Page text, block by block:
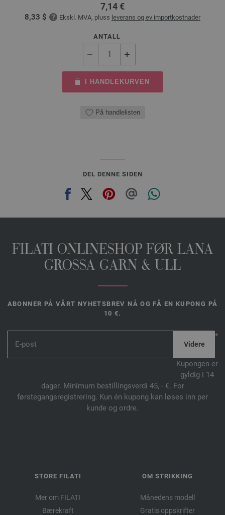
7,14 €
8,33 $ Ekskl. MVA, pluss leverans og ev importkostnader
ANTALL
I HANDLEKURVEN
På handlelisten
DEL DENNE SIDEN
FILATI ONLINESHOP FØR LANA
GROSSA GARN & ULL
ABONNER PÅ VÅRT NYHETSBREV NÅ OG FÅ EN KUPONG PÅ
10 €.
*
Kupongen er
gyldig i 14
dager. Minimum bestillingsverdi 45, - €. For
førstegangsregistrering. Kun én kupong kan løses inn per
kunde og ordre.
STORE FILATI
Mer om FILATI
Bærekraft
OM STRIKKING
Månedens modell
Gratis oppskrifter